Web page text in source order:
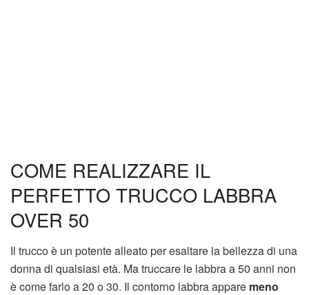
COME REALIZZARE IL
PERFETTO TRUCCO LABBRA
OVER 50
Il trucco è un potente alleato per esaltare la bellezza di una
donna di qualsiasi età. Ma truccare le labbra a 50 anni non
è come farlo a 20 o 30. Il contorno labbra appare meno